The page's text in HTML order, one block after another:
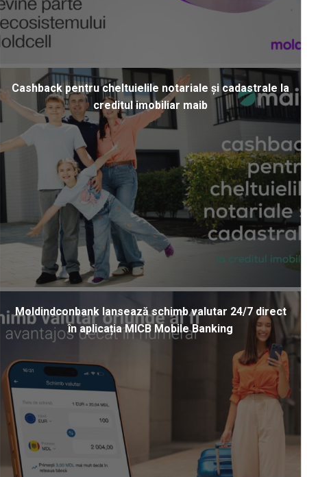
Cashback pentru cheltuielile notariale și cadastrale la
creditul imobiliar maib
Moldindconbank lansează schimb valutar 24/7 direct
în aplicația MICB Mobile Banking